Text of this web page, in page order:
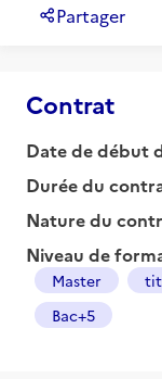
Partager
Contrat
Date de début
Durée du
Nature du
Niveau de
Master
Bac+5